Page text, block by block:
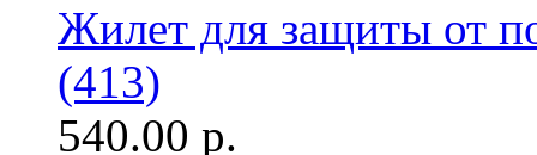
Жилет для защиты от
(413)
540.00 р.